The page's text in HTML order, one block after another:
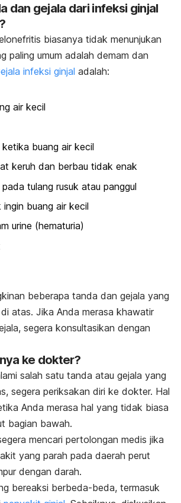
dan gejala dari infeksi ginjal
biasanya tidak menunjukan
paling umum adalah demam dan
infeksi ginjal adalah:
air kecil
buang air kecil
keruh dan berbau tidak enak
tulang rusuk atau panggul
buang air kecil
urine (hematuria)
beberapa tanda dan gejala yang
atas. Jika Anda merasa khawatir
segera konsultasikan dengan
ke dokter?
salah satu tanda atau gejala yang
segera periksakan diri ke dokter. Hal
Anda merasa hal yang tidak biasa
bagian bawah.
mencari pertolongan medis jika
yang parah pada daerah perut
dengan darah.
bereaksi berbeda-beda, termasuk